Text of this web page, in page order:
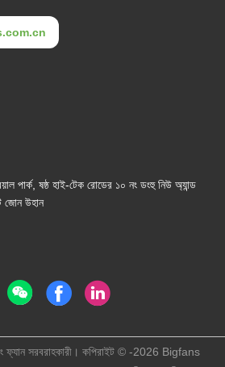
পার্ক, ষষ্ঠ হাই-টেক রোডের ১০ নং ডংহু নিউ অ্যান্ড
জোন উহান
ফ্যান সরবরাহকারী। কপিরাইট © -2026 Bigfans